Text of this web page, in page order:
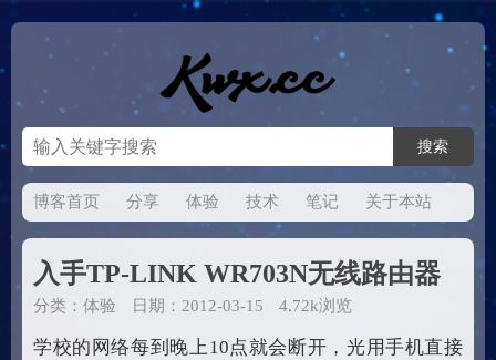
博客首页 分享 体验 技术 笔记 关于本站
入手TP-LINK WR703N无线路由器
分类： 体验 日期：2012-03-15 4.72k浏览
学校的网络每到晚上10点就会断开，光用手机直接